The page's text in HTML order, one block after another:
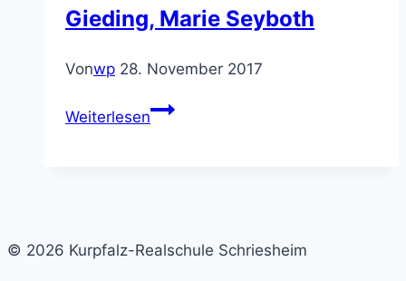
Gieding, Marie Seyboth
Vonwp 28. November 2017
WeiterlesenFächerübergreifendes
Textilraumtür.
© 2026 Kurpfalz-Realschule Schriesheim